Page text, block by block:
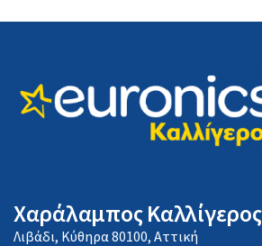
Χαράλαμπος Καλλίγερος
Λιβάδι, Κύθηρα 80100, Αττική